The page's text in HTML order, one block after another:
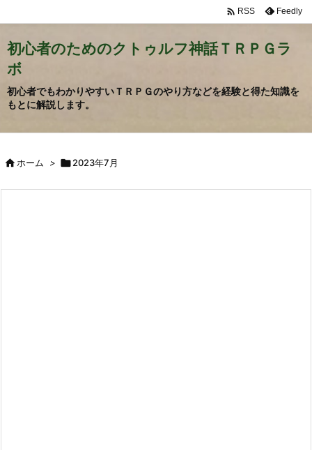
初心者のためのクトゥルフ神話ＴＲＰＧラ
ボ
初心者でもわかりやすいＴＲＰＧのやり方などを経験と得た知識を
もとに解説します。
 RSS Feedly
ホーム > 2023年7月